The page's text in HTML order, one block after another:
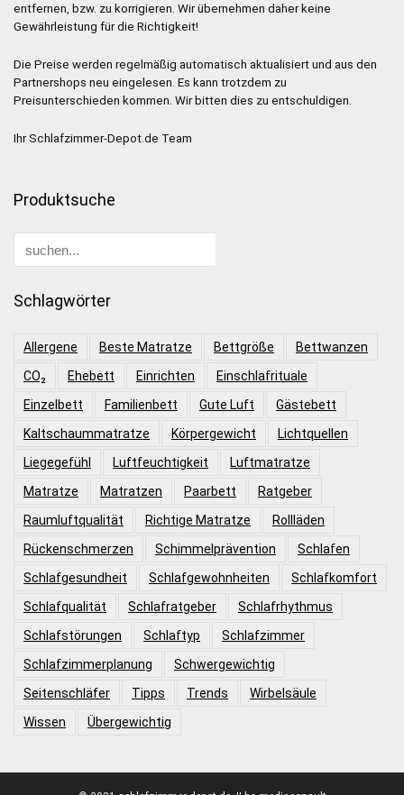
entfernen, bzw. zu korrigieren. Wir übernehmen daher keine
Gewährleistung für die Richtigkeit!
Die Preise werden regelmäßig automatisch aktualisiert und aus den
Partnershops neu eingelesen. Es kann trotzdem zu
Preisunterschieden kommen. Wir bitten dies zu entschuldigen.
Ihr Schlafzimmer-Depot.de Team
Produktsuche
Schlagwörter
Allergene Beste Matratze Bettgröße
Bettwanzen
CO₂
Ehebett Einrichten
Einschlafrituale
Einzelbett
Familienbett Gute Luft
Gästebett
Kaltschaummatratze
Körpergewicht
Lichtquellen
Liegegefühl
Luftfeuchtigkeit
Luftmatratze
Matratze
Matratzen Paarbett
Ratgeber
Raumluftqualität
Richtige Matratze
Rollläden
Rückenschmerzen
Schimmelprävention
Schlafen
Schlafgesundheit
Schlafgewohnheiten
Schlafkomfort
Schlafqualität
Schlafratgeber
Schlafrhythmus
Schlafstörungen
Schlaftyp
Schlafzimmer
Schlafzimmerplanung
Schwergewichtig
Seitenschläfer
Tipps Trends
Wirbelsäule
Wissen
Übergewichtig